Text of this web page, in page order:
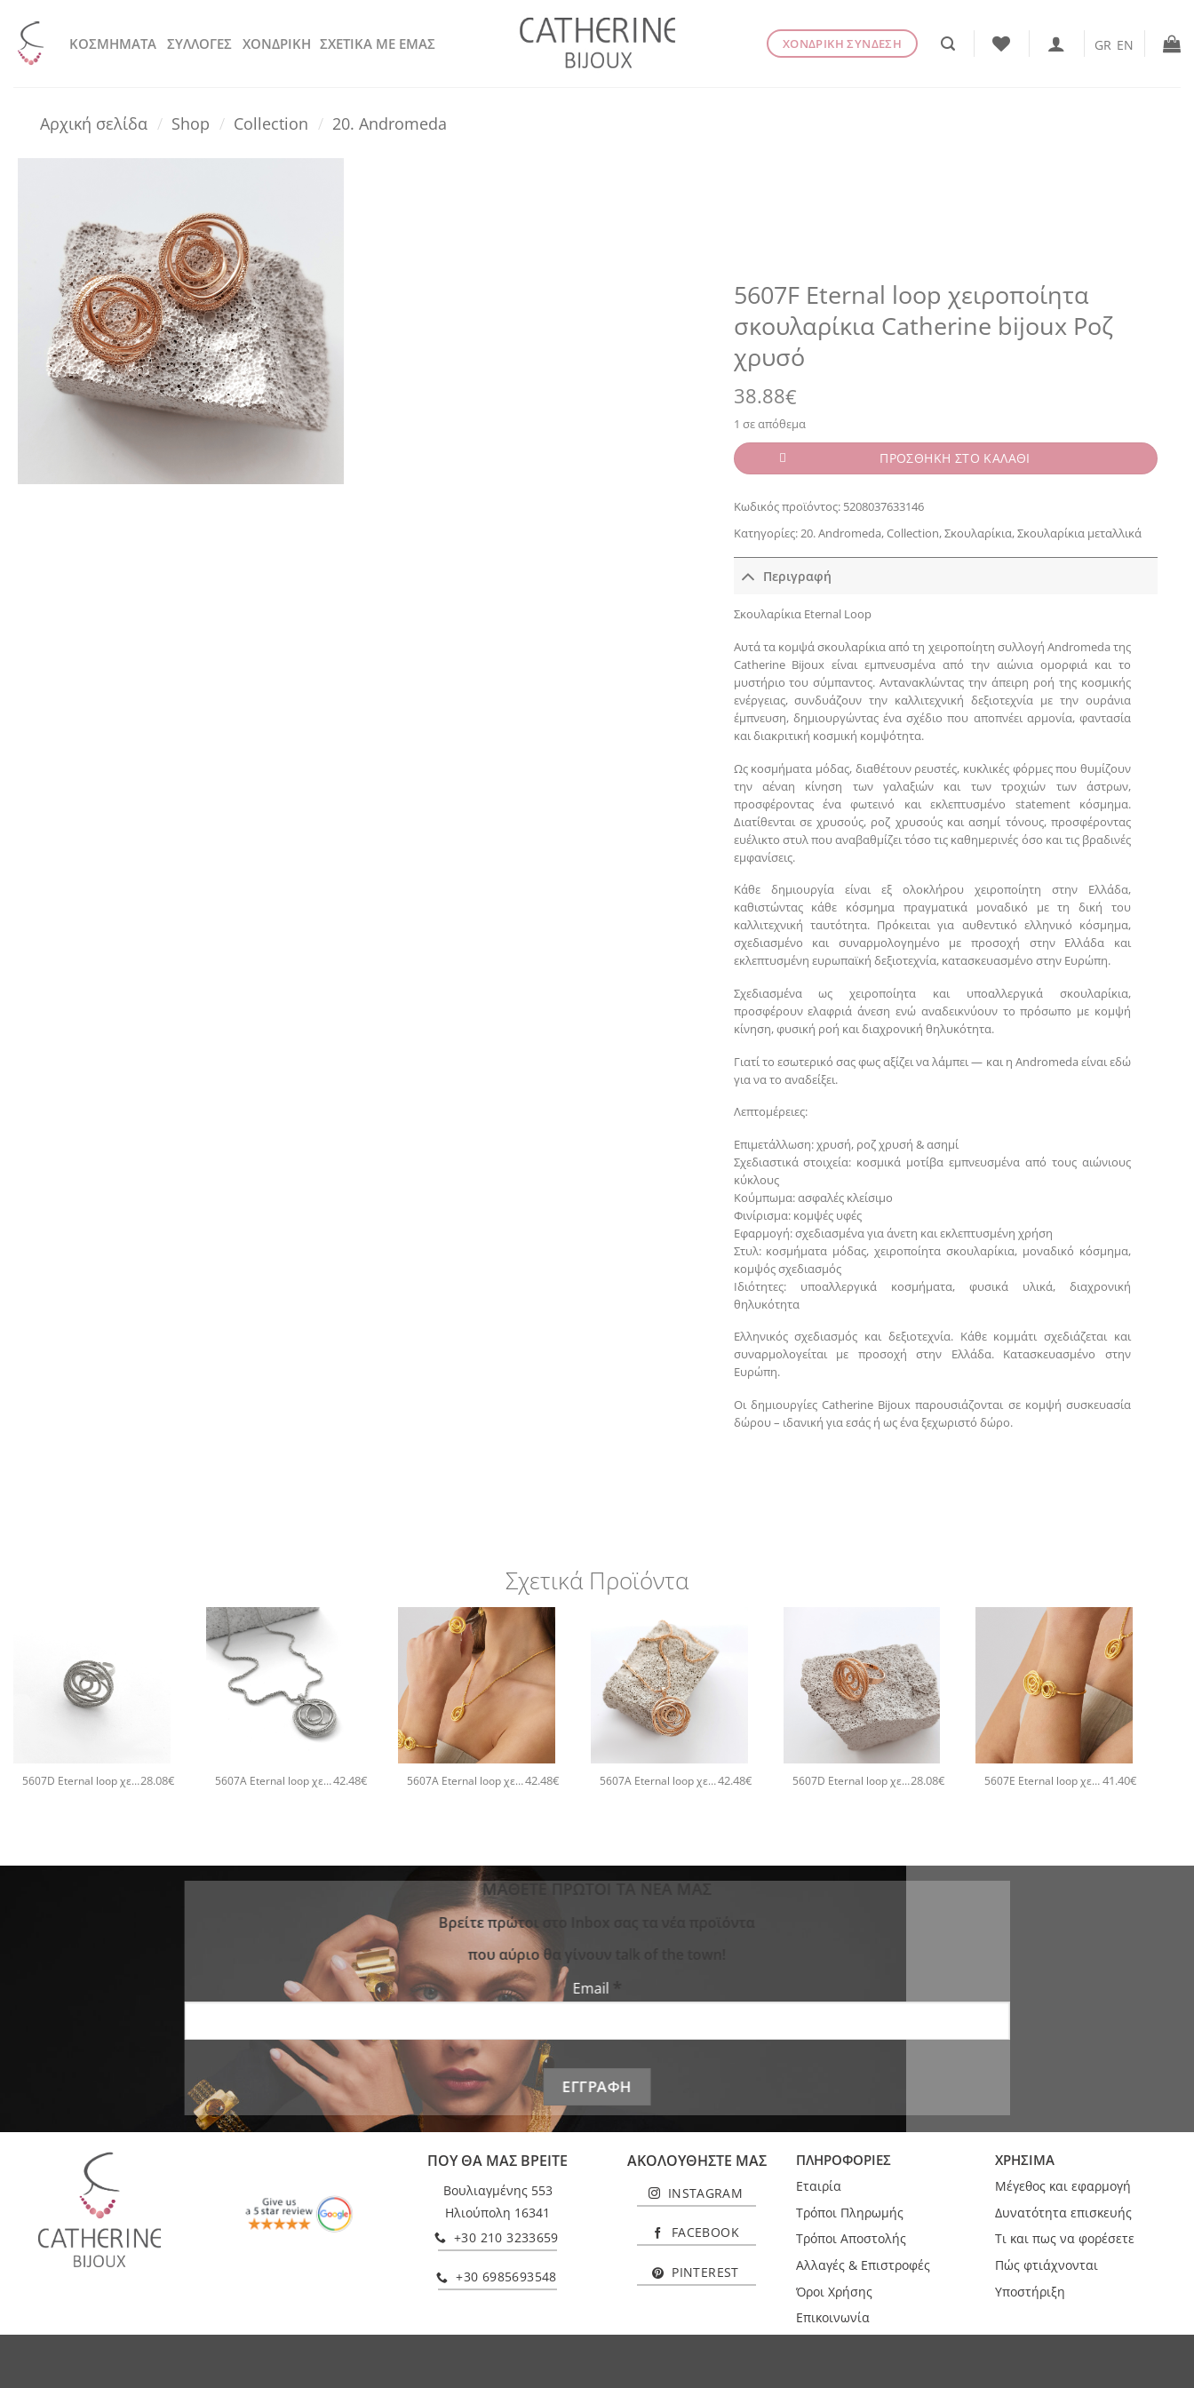
στο
περιεχόμενο
KOΣΜΗΜΑΤΑ ΣΥΛΛΟΓΕΣ ΧΟΝΔΡΙΚΗ ΣΧΕΤΙΚΑ ΜΕ ΕΜΑΣ ΧΟΝΔΡΙΚΗ ΣΥΝΔΕΣΗ GR EN
Αρχική σελίδα / Shop / Collection / 20. Andromeda
5607F Eternal loop χειροποίητα
σκουλαρίκια Catherine bijoux Ροζ
χρυσό
38.88€
1 σε απόθεμα
ΠΡΟΣΘΗΚΗ ΣΤΟ ΚΑΛΑΘΙ
Κωδικός προϊόντος: 5208037633146
Κατηγορίες: 20. Andromeda,Collection,Σκουλαρίκια,Σκουλαρίκια μεταλλικά
Περιγραφή
Σκουλαρίκια Eternal Loop
Αυτά τα κομψά σκουλαρίκια από τη χειροποίητη συλλογή Andromeda της
Catherine Bijoux είναι εμπνευσμένα από την αιώνια ομορφιά και το
μυστήριο του σύμπαντος. Αντανακλώντας την άπειρη ροή της κοσμικής
ενέργειας, συνδυάζουν την καλλιτεχνική δεξιοτεχνία με την ουράνια
έμπνευση, δημιουργώντας ένα σχέδιο που αποπνέει αρμονία, φαντασία
και διακριτική κοσμική κομψότητα.
Ως κοσμήματα μόδας, διαθέτουν ρευστές, κυκλικές φόρμες που θυμίζουν
την αέναη κίνηση των γαλαξιών και των τροχιών των άστρων,
προσφέροντας ένα φωτεινό και εκλεπτυσμένο statement κόσμημα.
Διατίθενται σε χρυσούς, ροζ χρυσούς και ασημί τόνους, προσφέροντας
ευέλικτο στυλ που αναβαθμίζει τόσο τις καθημερινές όσο και τις βραδινές
εμφανίσεις.
Κάθε δημιουργία είναι εξ ολοκλήρου χειροποίητη στην Ελλάδα,
καθιστώντας κάθε κόσμημα πραγματικά μοναδικό με τη δική του
καλλιτεχνική ταυτότητα. Πρόκειται για αυθεντικό ελληνικό κόσμημα,
σχεδιασμένο και συναρμολογημένο με προσοχή στην Ελλάδα και
εκλεπτυσμένη ευρωπαϊκή δεξιοτεχνία, κατασκευασμένο στην Ευρώπη.
Σχεδιασμένα ως χειροποίητα και υποαλλεργικά σκουλαρίκια,
προσφέρουν ελαφριά άνεση ενώ αναδεικνύουν το πρόσωπο με κομψή
κίνηση, φυσική ροή και διαχρονική θηλυκότητα.
Γιατί το εσωτερικό σας φως αξίζει να λάμπει — και η Andromeda είναι εδώ
για να το αναδείξει.
Λεπτομέρειες:
Επιμετάλλωση: χρυσή, ροζ χρυσή & ασημί
Σχεδιαστικά στοιχεία: κοσμικά μοτίβα εμπνευσμένα από τους αιώνιους
κύκλους
Κούμπωμα: ασφαλές κλείσιμο
Φινίρισμα: κομψές υφές
Εφαρμογή: σχεδιασμένα για άνετη και εκλεπτυσμένη χρήση
Στυλ: κοσμήματα μόδας, χειροποίητα σκουλαρίκια, μοναδικό κόσμημα,
κομψός σχεδιασμός
Ιδιότητες: υποαλλεργικά κοσμήματα, φυσικά υλικά, διαχρονική
θηλυκότητα
Ελληνικός σχεδιασμός και δεξιοτεχνία. Κάθε κομμάτι σχεδιάζεται και
συναρμολογείται με προσοχή στην Ελλάδα. Κατασκευασμένο στην
Ευρώπη.
Οι δημιουργίες Catherine Bijoux παρουσιάζονται σε κομψή συσκευασία
δώρου – ιδανική για εσάς ή ως ένα ξεχωριστό δώρο.
Σχετικά Προϊόντα
5607D Eternal loop χειροποίητο δαχτυλιδι Catherine bijoux Ασημί28.08€ 5607A Eternal loop χειροποίητο κολιέ Catherine bijoux Ασημί42.48€
+
5607A Eternal loop χειροποίητο κολιέ Catherine bijoux Χρυσό42.48€ 5607A Eternal loop χειροποίητο κολιέ Catherine bijoux Ροζ χρυσό42.48€ 5607D Eternal loop χειροποίητο δαχτυλιδι Catherine bijoux Ροζ χρυσό28.08€ 5607E Eternal loop χειροποίητο βραχιόλι Catherine bijoux Χρυσό41.40€
ΜΑΘΕΤΕ ΠΡΩΤΟΙ ΤΑ ΝΕΑ ΜΑΣ
Bρείτε πρώτοι στο Inbox σας τα νέα προϊόντα
που αύριο θα γίνουν talk of the town!
Email
ΠΟΥ ΘΑ ΜΑΣ ΒΡΕΙΤΕ
Βουλιαγμένης 553
Ηλιούπολη 16341
+30 210 3233659
+30 6985693548
ΑΚΟΛΟΥΘΗΣΤΕ ΜΑΣ
INSTAGRAM
FACEBOOK
PINTEREST
ΠΛΗΡΟΦΟΡΙΕΣ
Εταιρία
Τρόποι Πληρωμής
Τρόποι Αποστολής
Αλλαγές & Επιστροφές
Όροι Χρήσης
Επικοινωνία
ΧΡΗΣΙΜΑ
Μέγεθος και εφαρμογή
Δυνατότητα επισκευής
Τι και πως να φορέσετε
Πώς φτιάχνονται
Υποστήριξη